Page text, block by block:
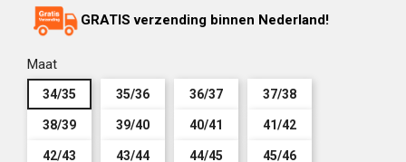
GRATIS verzending binnen Nederland!
Maat
34/35 35/36 36/37 37/38
38/39 39/40 40/41 41/42
42/43 43/44 44/45 45/46